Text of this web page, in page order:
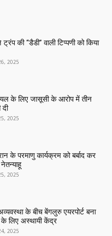
की “डैडी” वाली टिप्पणी को किया
2025
के लिए जासूसी के आरोप में तीन
दी
2025
के परमाणु कार्यक्रम को बर्बाद कर
2025
के बीच बेंगलुरु एयरपोर्ट बना
लिए अस्थायी केंद्र
2025